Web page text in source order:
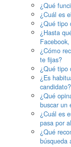
¿Qué
¿Cuál es
¿Qué tipo
¿Hasta
¿Cómo
te fijas?
¿Qué tipo
¿Es
candidato?
¿Qué
buscar un
¿Cuál es
pasa por
¿Qué
búsqueda